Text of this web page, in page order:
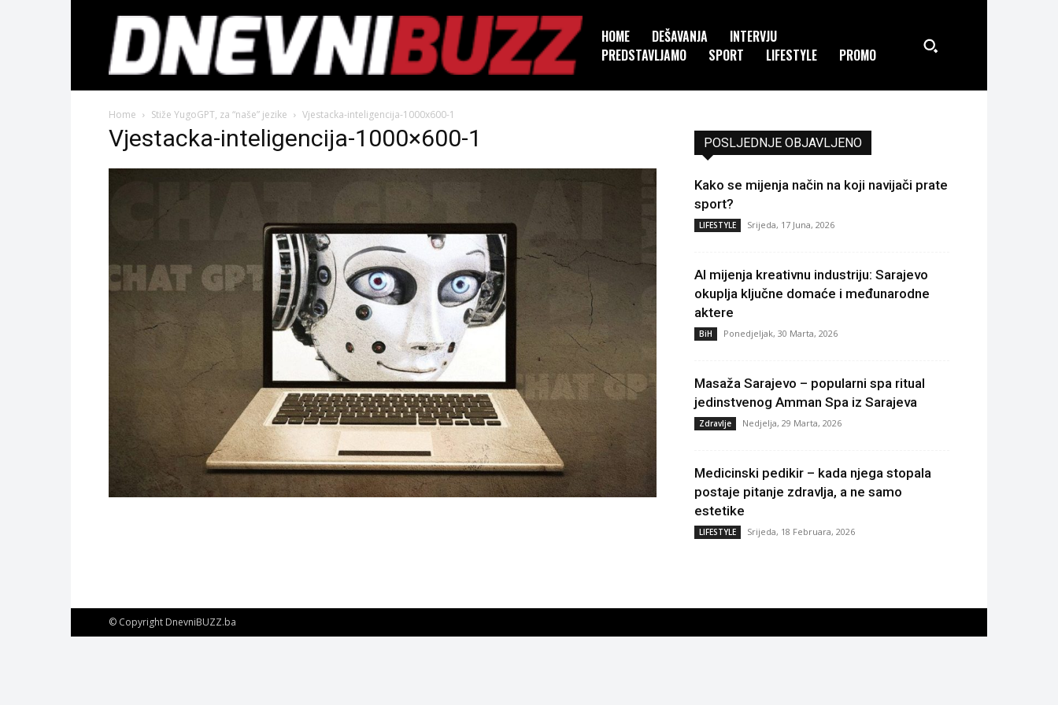
HOME DEŠAVANJA
INTERVJU
PREDSTAVLJAMO
SPORT LIFESTYLE PROMO
Home Stiže YugoGPT, za “naše” jezike Vjestacka-inteligencija-1000x600-1
Vjestacka-inteligencija-1000×600-1 POSLJEDNJE OBJAVLJENO
Kako se mijenja način na koji navijači prate
sport?
LIFESTYLE Srijeda, 17 Juna, 2026
AI mijenja kreativnu industriju: Sarajevo
okuplja ključne domaće i međunarodne
aktere
BiH Ponedjeljak, 30 Marta, 2026
Masaža Sarajevo – popularni spa ritual
jedinstvenog Amman Spa iz Sarajeva
Zdravlje Nedjelja, 29 Marta, 2026
Medicinski pedikir – kada njega stopala
postaje pitanje zdravlja, a ne samo
estetike
LIFESTYLE Srijeda, 18 Februara, 2026
© Copyright DnevniBUZZ.ba